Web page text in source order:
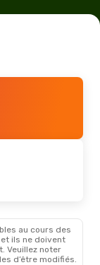
au cours des
ils ne doivent
Veuillez noter
d’être modifiés.